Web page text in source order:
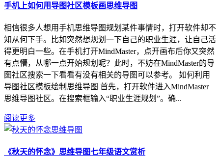
手机上如何用导图社区模板画思维导图
相信很多人想用手机思维导图规划某件事情时，打开软件却不
知从何下手。比如突然想规划一下自己的职业生涯，让自己活
得更明白一些。在手机打开MindMaster，点开画布后你又突然
有点懵，从哪一点开始规划呢？此时，不妨在MindMaster的导
图社区搜索一下看看有没有相关的导图可以参考。 如何利用
导图社区模板绘制思维导图 首先，打开软件进入MindMaster
思维导图社区。在搜索框输入“职业生涯规划”。确...
阅读更多
《秋天的怀念》思维导图七年级语文赏析